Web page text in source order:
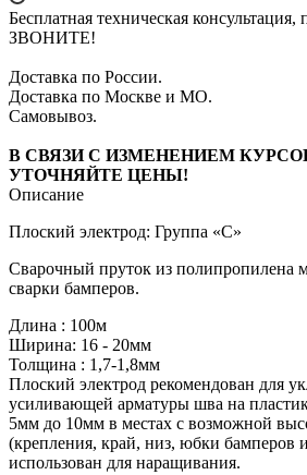
Бесплатная техническая
ЗВОНИТЕ!
Доставка по России.
Доставка по Москве и МО.
Самовывоз.
В СВЯЗИ С ИЗМЕНЕНИЕМ
УТОЧНЯЙТЕ ЦЕНЫ!
Описание
Плоский электрод: Группа «С»
Сварочный пруток из полипропилена
сварки бамперов.
Длина : 100м
Ширина: 16 - 20мм
Толщина : 1,7-1,8мм
Плоский электрод рекомендован для
усиливающей арматуры шва на
5мм до 10мм в местах с возможной
(крепления, край, низ, юбки бамперов
использован для наращивания.